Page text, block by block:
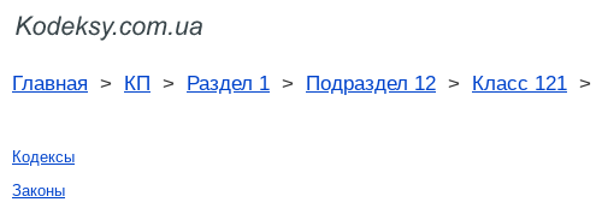
Главная > КП > Раздел 1 > Подраздел 12 > Класс 121 >
Кодексы
Законы